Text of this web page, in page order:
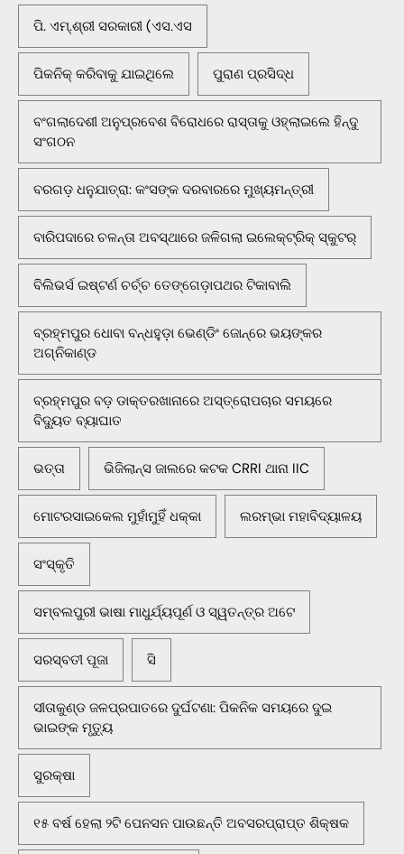
ପି. ଏମ୍.ଶ୍ରୀ ସରକାରୀ (ଏସ.ଏସ
ପିକନିକ୍‌ କରିବାକୁ ଯାଇଥିଲେ ପୁରାଣ ପ୍ରସିଦ୍ଧ
ବଂଗଲାଦେଶୀ ଅନୁପ୍ରବେଶ ବିରୋଧରେ ରାସ୍ତାକୁ ଓହ୍ଲାଇଲେ ହିନ୍ଦୁ
ସଂଗଠନ
ବରଗଡ଼ ଧନୁଯାତ୍ରା: କଂସଙ୍କ ଦରବାରରେ ମୁଖ୍ୟମନ୍ତ୍ରୀ
ବାରିପଦାରେ ଚଳନ୍ତା ଅବସ୍ଥାରେ ଜଳିଗଲା ଇଲେକ୍ଟ୍ରିକ୍ ସ୍କୁଟର୍
ବିଲିଭର୍ସ ଇଷ୍ଟର୍ଣ ଚର୍ଚ୍ଚ ତେଙ୍ଗେଡ଼ାପଥର ଟିକାବାଲି
ବ୍ରହ୍ମପୁର ଧୋବା ବନ୍ଧହୁଡ଼ା ଭେଣ୍ଡିଂ ଜୋନ୍‌ରେ ଭୟଙ୍କର
ଅଗ୍ନିକାଣ୍ଡ
ବ୍ରହ୍ମପୁର ବଡ଼ ଡାକ୍ତରଖାନାରେ ଅସ୍ତ୍ରୋପଚାର ସମୟରେ
ବିଦ୍ୟୁତ ବ୍ୟାଘାତ
ଭତ୍ତା ଭିଜିଲାନ୍ସ ଜାଲରେ କଟକ CRRI ଥାନା IIC
ମୋଟରସାଇକେଲ ମୁହାଁମୁହିଁ ଧକ୍କା ଲରମ୍ଭା ମହାବିଦ୍ୟାଳୟ
ସଂସ୍କୃତି
ସମ୍ବଲପୁରୀ ଭାଷା ମାଧୁର୍ଯ୍ୟପୂର୍ଣ ଓ ସ୍ୱତନ୍ତ୍ର ଅଟେ
ସରସ୍ବତୀ ପୂଜା ସି
ସୀତାକୁଣ୍ଡ ଜଳପ୍ରପାତରେ ଦୁର୍ଘଟଣା: ପିକନିକ ସମୟରେ ଦୁଇ
ଭାଇଙ୍କ ମୃତ୍ୟୁ
ସୁରକ୍ଷା
୧୫ ବର୍ଷ ହେଲା ୨ଟି ପେନସନ ପାଉଛନ୍ତି ଅବସରପ୍ରାପ୍ତ ଶିକ୍ଷକ